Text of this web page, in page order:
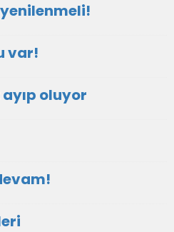
var!
oluyor